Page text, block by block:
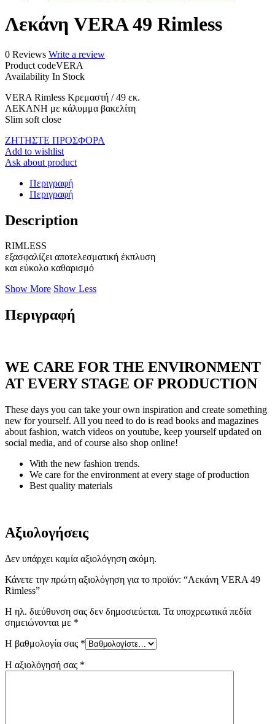
Λεκάνη VERA 49 Rimless
0 Reviews Write a review
Product codeVERA
Availability In Stock
VERA Rimless Κρεμαστή / 49 εκ.
ΛΕΚΑΝΗ με κάλυμμα βακελίτη
Slim soft close
ΖΗΤΗΣΤΕ ΠΡΟΣΦΟΡΑ
Add to wishlist
Ask about product
Περιγραφή
Περιγραφή
Description
RIMLESS
εξασφαλίζει αποτελεσματική έκπλυση
και εύκολο καθαρισμό
Show More Show Less
Περιγραφή
WE CARE FOR THE ENVIRONMENT
AT EVERY STAGE OF PRODUCTION
These days you can take your own inspiration and create something
new for yourself. All you need to do is read books and magazines
about fashion, watch videos on youtube, keep yourself updated on
social media, and of course also shop online!
With the new fashion trends.
We care for the environment at every stage of production
Best quality materials
Αξιολογήσεις
Δεν υπάρχει καμία αξιολόγηση ακόμη.
Κάνετε την πρώτη αξιολόγηση για το προϊόν: “Λεκάνη VERA 49
Rimless”
Η ηλ. διεύθυνση σας δεν δημοσιεύεται. Τα υποχρεωτικά πεδία
σημειώνονται με *
Η βαθμολογία σας *
Η αξιολόγησή σας *